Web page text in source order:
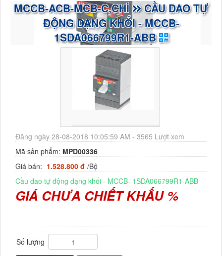
MCCB-ACB-MCB-C,CHÌ CẦU DAO TỰ
ĐỘNG DẠNG KHỐI - MCCB-
1SDA066799R1-ABB
Đăng ngày 28-08-2018 10:05:59 AM - 3565 Lượt xem
Mã sản phẩm: MPD00336
Giá bán: 1.528.800 đ /Bộ
Cầu dao tự động dạng khối - MCCB- 1SDA066799R1-ABB
GIÁ CHƯA CHIẾT KHẤU %
Số lượng